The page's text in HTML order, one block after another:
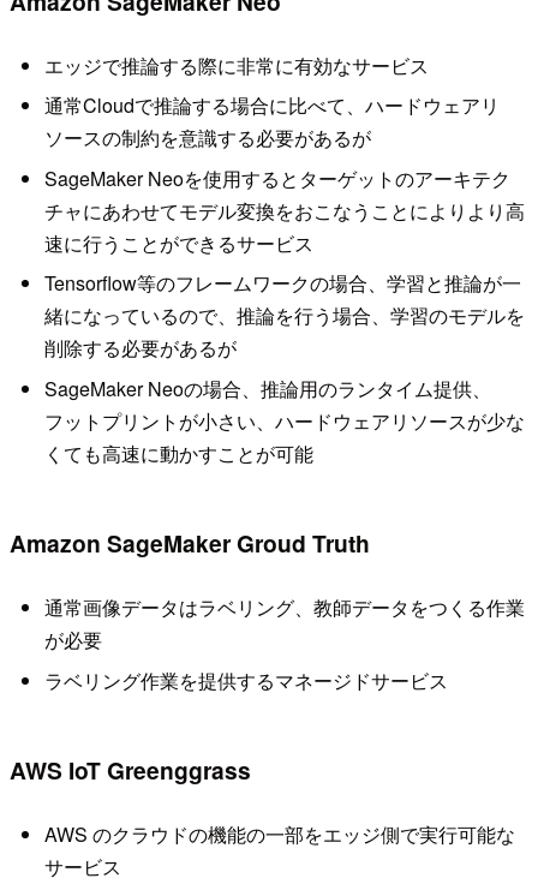
エッジで推論する際に非常に有効なサービス
通常Cloudで推論する場合に比べて、ハードウェアリ
ソースの制約を意識する必要があるが
SageMaker Neoを使用するとターゲットのアーキテク
チャにあわせてモデル変換をおこなうことによりより高
速に行うことができるサービス
Tensorflow等のフレームワークの場合、学習と推論が一
緒になっているので、推論を行う場合、学習のモデルを
削除する必要があるが
SageMaker Neoの場合、推論用のランタイム提供、
フットプリントが小さい、ハードウェアリソースが少な
くても高速に動かすことが可能
Amazon SageMaker Groud Truth
通常画像データはラベリング、教師データをつくる作業
が必要
ラベリング作業を提供するマネージドサービス
AWS IoT Greenggrass
AWS のクラウドの機能の一部をエッジ側で実行可能な
サービス